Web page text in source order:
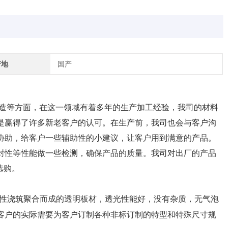
地 国产
等方面，在这一领域有着多年的生产加工经验，我司的材料
得了许多新老客户的认可。在生产前，我司也会与客户沟
，给客户一些辅助性的小建议，让客户用到满意的产品。
等性能做一些检测，确保产品的质量。我司对出厂的产品
。
浇筑聚合而成的透明板材，透光性能好，没有杂质，无气泡
的实际需要为客户订制各种非标订制的特型和特殊尺寸规